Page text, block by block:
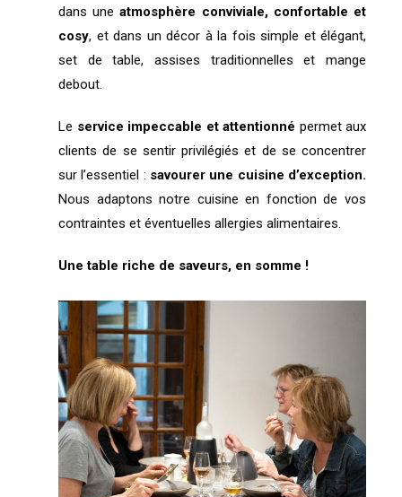
dans uneatmosphère conviviale, confortable et
cosy, et dans un décor à la fois simple et élégant,
set de table, assises traditionnelles et mange
debout.
Le service impeccable et attentionné permet aux
clients de se sentir privilégiés et de se concentrer
sur l’essentiel : savourer une cuisine d’exception.
Nous adaptons notre cuisine en fonction de vos
contraintes et éventuelles allergies alimentaires.
Une table riche de saveurs, en somme !